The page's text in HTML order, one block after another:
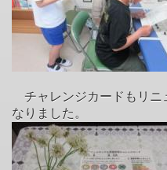
チャレンジカードもリニ
なりました。